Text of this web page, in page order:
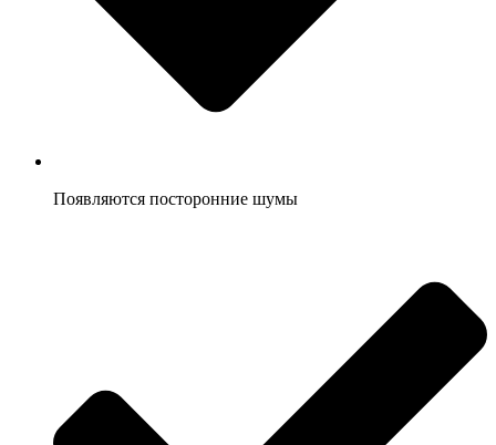
Появляются посторонние шумы